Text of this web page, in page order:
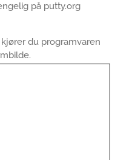
på putty.org
du programvaren